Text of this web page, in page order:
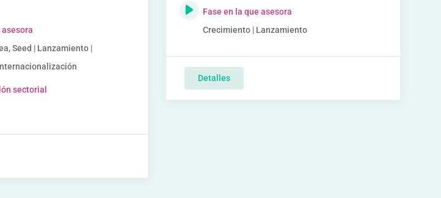
asesora
Seed | Lanzamiento |
sectorial
Fase en la que asesora
Crecimiento | Lanzamiento
Detalles